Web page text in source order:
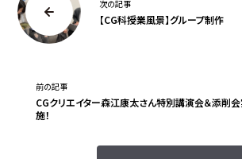
次の記事
【CG科授業風景】グループ制作
前の記事
CGクリエイター森江康太さん特別講演会＆添削
施！